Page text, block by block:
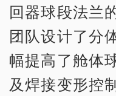
回器球段法兰
团队设计了分
幅提高了舱体
及焊接变形控